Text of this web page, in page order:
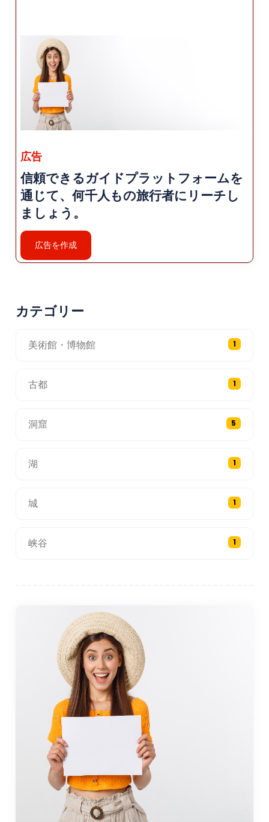
ることができます さまざまな予算や好みに合わせ
て選択できます。
広告
信頼できるガイドプラットフォームを
通じて、何千人もの旅行者にリーチし
ましょう。
広告を作成
カテゴリー
美術館・博物館 1
古都 1
洞窟 5
湖 1
城 1
峡谷 1